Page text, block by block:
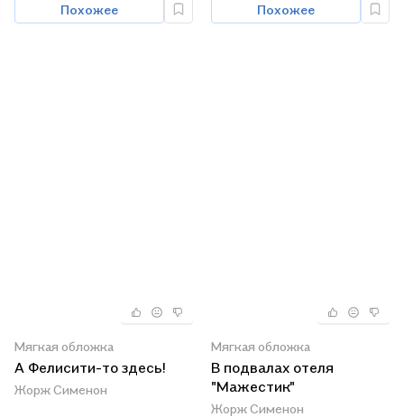
Похожее Похожее
Мягкая обложка
А Фелисити-то здесь!
Жорж Сименон
Мягкая обложка
В подвалах отеля
"Мажестик"
Жорж Сименон